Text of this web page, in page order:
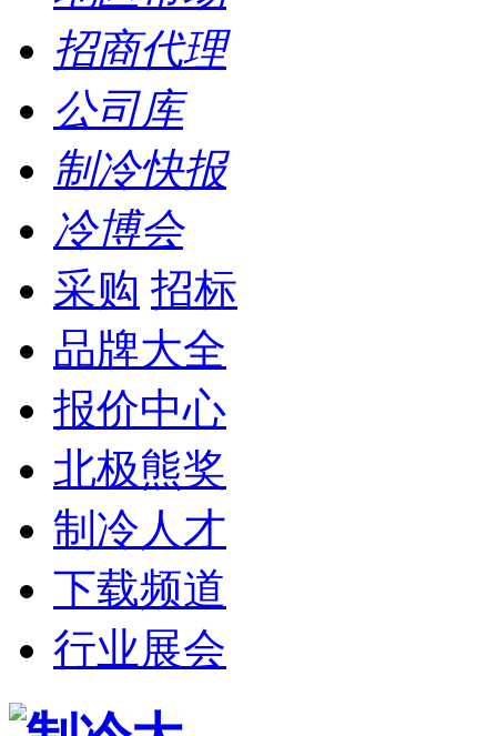
招商代理
公司库
制冷快报
冷博会
采购 招标
品牌大全
报价中心
北极熊奖
制冷人才
下载频道
行业展会